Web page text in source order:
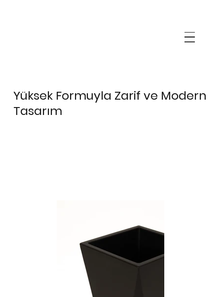
Yüksek Formuyla Zarif ve Modern
Tasarım